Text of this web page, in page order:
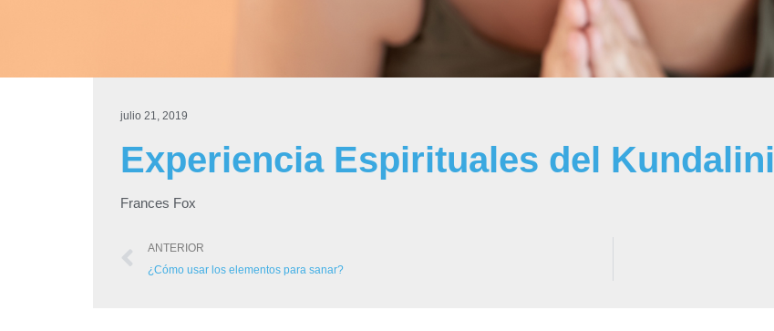
julio 21, 2019
Experiencia Espirituales del Kundalini
Frances Fox
ANTERIOR
¿Cómo usar los elementos para sanar?